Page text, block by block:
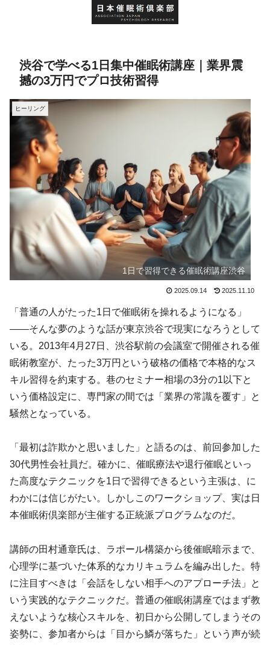
渋谷で学べる1日集中催眠術講座｜業界震
撼の3万円でプロ技術習得
ヒーリング
1日で習得できる催眠術講座渋谷
2025.09.14 2025.11.10
「普通の人がたった1日で催眠術を操れるようになる」
——そんな夢のような話が東京渋谷で現実になろうとして
いる。2013年4月27日、渋谷駅前の会議室で開催される催
眠術教室が、たった3万円という破格の価格で本格的なス
キル習得を約束する。巷のセミナー相場の3分の1以下と
いう価格設定に、専門家の間では「業界の常識を覆す」と
騒然となっている。
「最初は詐欺かと思いました」と語るのは、前回参加した
30代男性会社員だ。確かに、催眠療法や退行催眠といっ
た高度なテクニックを1日で習得できるという主張は、に
わかには信じがたい。しかしこのワークショップ、実は日
本催眠術倶楽部が主催する正統派プログラムなのだ。
講師の田村通章氏は、ラポール構築から後催眠暗示まで、
心理学に基づいた体系的なカリキュラムを編み出した。特
に注目すべきは「会話をしない相手へのアプローチ法」と
いう実践的なテクニックだ。普通の催眠術講座ではまず教
えないような核心スキルを、初日から公開してしまうその
姿勢に、参加者からは「目から鱗が落ちた」という声が続